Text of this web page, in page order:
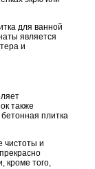
для ванной
является
и
также
плитка
чистоты и
кроме того,